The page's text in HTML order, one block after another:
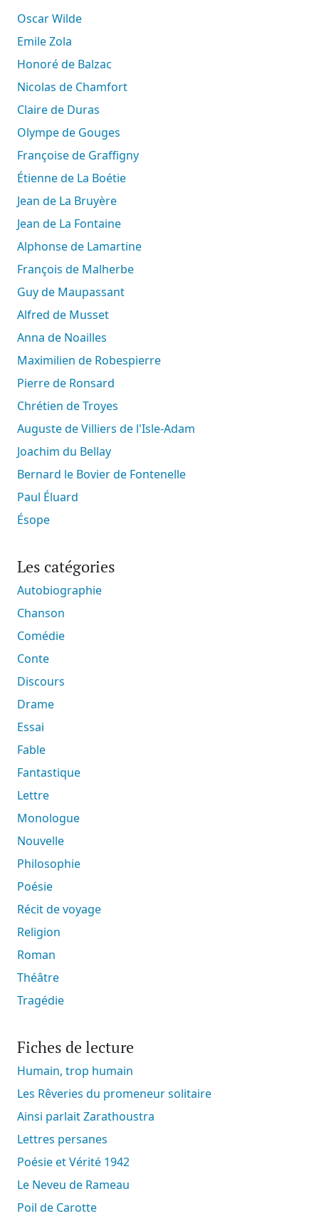
Oscar Wilde
Emile Zola
Honoré de Balzac
Nicolas de Chamfort
Claire de Duras
Olympe de Gouges
Françoise de Graffigny
Étienne de La Boétie
Jean de La Bruyère
Jean de La Fontaine
Alphonse de Lamartine
François de Malherbe
Guy de Maupassant
Alfred de Musset
Anna de Noailles
Maximilien de Robespierre
Pierre de Ronsard
Chrétien de Troyes
Auguste de Villiers de l'Isle-Adam
Joachim du Bellay
Bernard le Bovier de Fontenelle
Paul Éluard
Ésope
Les catégories
Autobiographie
Chanson
Comédie
Conte
Discours
Drame
Essai
Fable
Fantastique
Lettre
Monologue
Nouvelle
Philosophie
Poésie
Récit de voyage
Religion
Roman
Théâtre
Tragédie
Fiches de lecture
Humain, trop humain
Les Rêveries du promeneur solitaire
Ainsi parlait Zarathoustra
Lettres persanes
Poésie et Vérité 1942
Le Neveu de Rameau
Poil de Carotte